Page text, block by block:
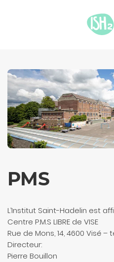
PMS
L’Institut Saint-Hadelin est
Centre P.M.S LIBRE de VISE
Rue de Mons, 14, 4600 Visé –
Directeur:
Pierre Bouillon